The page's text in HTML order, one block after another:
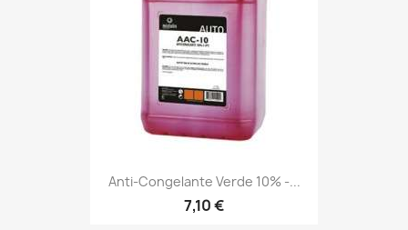
Anti-Congelante Verde 10% -...
7,10 €